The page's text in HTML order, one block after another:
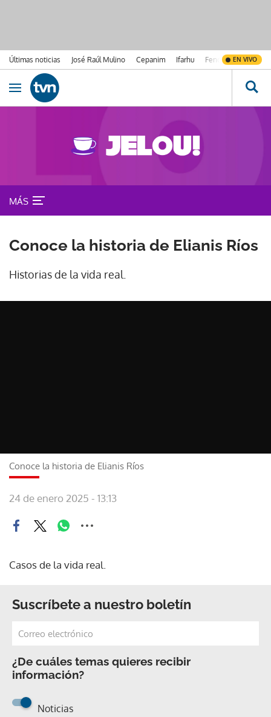
Últimas noticias José Raúl Mulino Cepanim Ifarhu Fenómeno de El
EN VIVO
Ir al contenido
Obrir navegació
MÁS
Conoce la historia de Elianis Ríos
Historias de la vida real.
Conoce la historia de Elianis Ríos
24 de enero 2025 - 13:13
Casos de la vida real.
Suscríbete a nuestro boletín
¿De cuáles temas quieres recibir
información?
Noticias